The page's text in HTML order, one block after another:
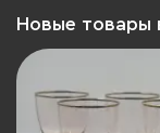
Новые товары